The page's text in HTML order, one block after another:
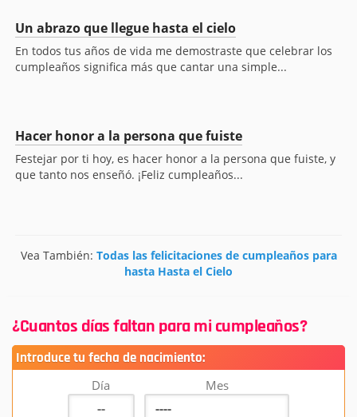
Un abrazo que llegue hasta el cielo
En todos tus años de vida me demostraste que celebrar los
cumpleaños significa más que cantar una simple...
Hacer honor a la persona que fuiste
Festejar por ti hoy, es hacer honor a la persona que fuiste, y
que tanto nos enseñó. ¡Feliz cumpleaños...
Vea También: Todas las felicitaciones de cumpleaños para
hasta Hasta el Cielo
¿Cuantos días faltan para mi cumpleaños?
Introduce tu fecha de nacimiento:
Día Mes